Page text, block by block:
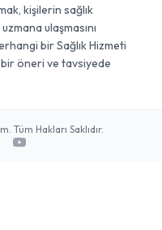
kişilerin sağlık
ulaşmasını
bir Sağlık Hizmeti
bir öneri ve tavsiyede
Hakları Saklıdır.